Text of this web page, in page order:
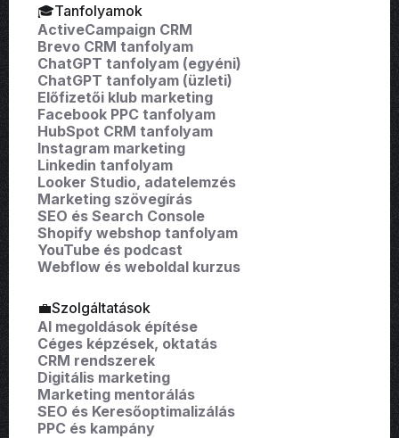
🎓Tanfolyamok
ActiveCampaign CRM
Brevo CRM tanfolyam
ChatGPT tanfolyam (egyéni)
ChatGPT tanfolyam (üzleti)
Előfizetői klub marketing
Facebook PPC tanfolyam
HubSpot CRM tanfolyam
Instagram marketing
Linkedin tanfolyam
Looker Studio, adatelemzés
Marketing szövegírás
SEO és Search Console
Shopify webshop tanfolyam
YouTube és podcast
Webflow és weboldal kurzus
💼Szolgáltatások
AI megoldások építése
Céges képzések, oktatás
CRM rendszerek
Digitális marketing
Marketing mentorálás
SEO és Keresőoptimalizálás
PPC és kampány